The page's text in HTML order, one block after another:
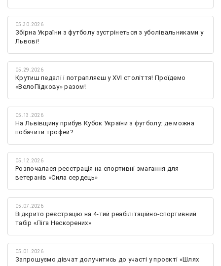
05.30.2026
Збірна України з футболу зустрінеться з уболівальниками у
Львові!
05.29.2026
Крутиш педалі і потрапляєш у XVI століття! Проїдемо
«ВелоПідкову» разом!
05.13.2026
На Львівщину прибув Кубок України з футболу: де можна
побачити трофей?
05.12.2026
Розпочалася реєстрація на спортивні змагання для
ветеранів «Сила сердець»
05.07.2026
Відкрито реєстрацію на 4-тий реабілітаційно-спортивний
табір «Ліга Нескорених»
05.01.2026
Запрошуємо дівчат долучитись до участі у проєкті «Шлях